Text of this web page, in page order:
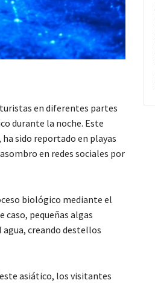
en diferentes partes
durante la noche. Este
sido reportado en playas
en redes sociales por
biológico mediante el
pequeñas algas
creando destellos
asiático, los visitantes